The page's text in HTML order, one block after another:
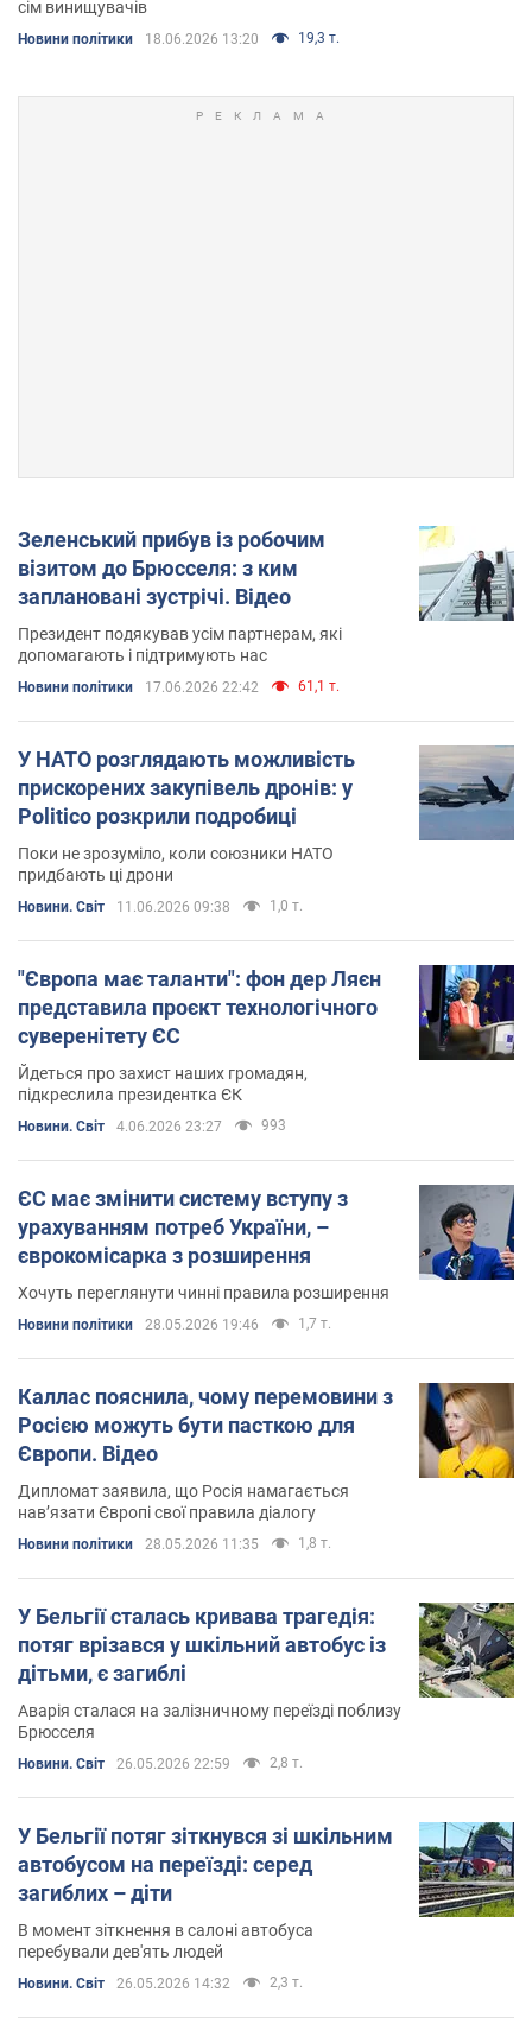
сім винищувачів
Новини політики 18.06.2026 13:20 19,3 т.
Зеленський прибув із робочим
візитом до Брюсселя: з ким
заплановані зустрічі. Відео
Президент подякував усім партнерам, які
допомагають і підтримують нас
Новини політики 17.06.2026 22:42 61,1 т.
У НАТО розглядають можливість
прискорених закупівель дронів: у
Politico розкрили подробиці
Поки не зрозуміло, коли союзники НАТО
придбають ці дрони
Новини. Світ 11.06.2026 09:38 1,0 т.
"Європа має таланти": фон дер Ляєн
представила проєкт технологічного
суверенітету ЄС
Йдеться про захист наших громадян,
підкреслила президентка ЄК
Новини. Світ 4.06.2026 23:27 993
ЄС має змінити систему вступу з
урахуванням потреб України, –
єврокомісарка з розширення
Хочуть переглянути чинні правила розширення
Новини політики 28.05.2026 19:46 1,7 т.
Каллас пояснила, чому перемовини з
Росією можуть бути пасткою для
Європи. Відео
Дипломат заявила, що Росія намагається
нав’язати Європі свої правила діалогу
Новини політики 28.05.2026 11:35 1,8 т.
У Бельгії сталась кривава трагедія:
потяг врізався у шкільний автобус із
дітьми, є загиблі
Аварія сталася на залізничному переїзді поблизу
Брюсселя
Новини. Світ 26.05.2026 22:59 2,8 т.
У Бельгії потяг зіткнувся зі шкільним
автобусом на переїзді: серед
загиблих – діти
В момент зіткнення в салоні автобуса
перебували дев'ять людей
Новини. Світ 26.05.2026 14:32 2,3 т.